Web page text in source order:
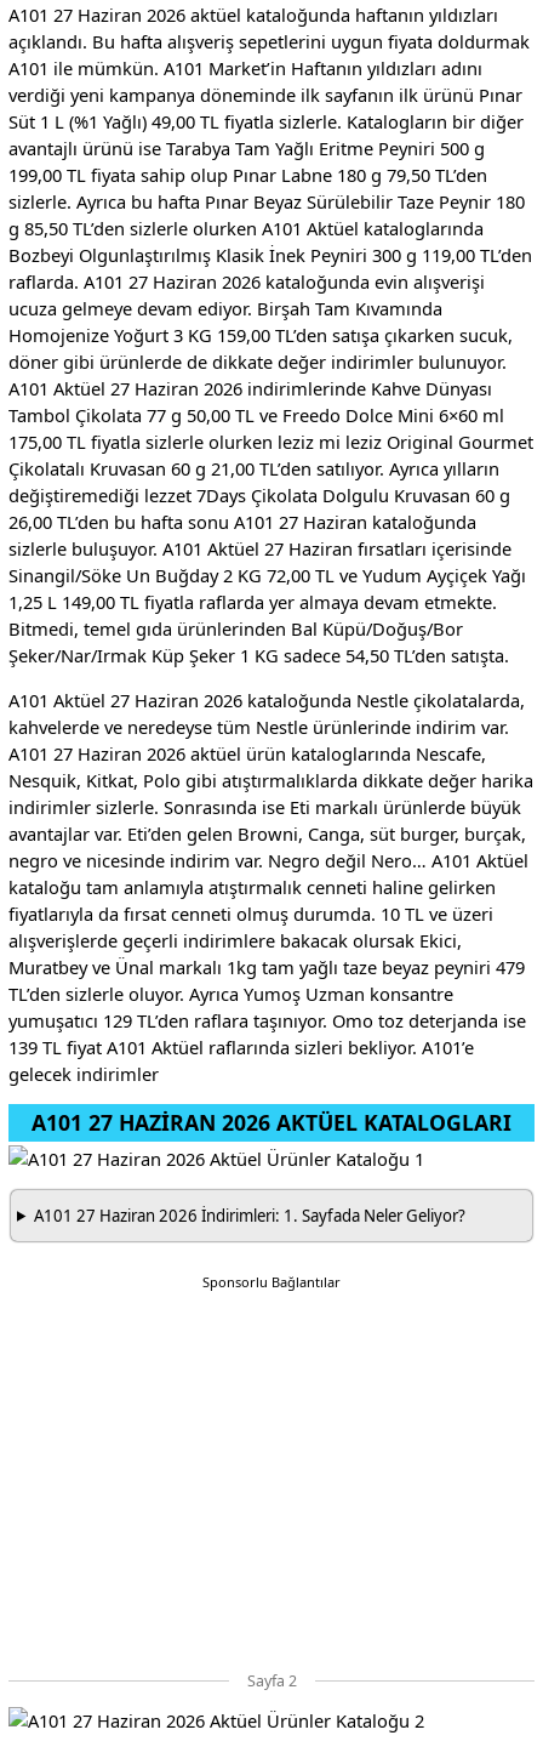
A101 27 Haziran 2026 aktüel kataloğunda haftanın yıldızları
açıklandı. Bu hafta alışveriş sepetlerini uygun fiyata doldurmak
A101 ile mümkün. A101 Market’in Haftanın yıldızları adını
verdiği yeni kampanya döneminde ilk sayfanın ilk ürünü Pınar
Süt 1 L (%1 Yağlı) 49,00 TL fiyatla sizlerle. Katalogların bir diğer
avantajlı ürünü ise Tarabya Tam Yağlı Eritme Peyniri 500 g
199,00 TL fiyata sahip olup Pınar Labne 180 g 79,50 TL’den
sizlerle. Ayrıca bu hafta Pınar Beyaz Sürülebilir Taze Peynir 180
g 85,50 TL’den sizlerle olurken A101 Aktüel kataloglarında
Bozbeyi Olgunlaştırılmış Klasik İnek Peyniri 300 g 119,00 TL’den
raflarda. A101 27 Haziran 2026 kataloğunda evin alışverişi
ucuza gelmeye devam ediyor. Birşah Tam Kıvamında
Homojenize Yoğurt 3 KG 159,00 TL’den satışa çıkarken sucuk,
döner gibi ürünlerde de dikkate değer indirimler bulunuyor.
A101 Aktüel 27 Haziran 2026 indirimlerinde Kahve Dünyası
Tambol Çikolata 77 g 50,00 TL ve Freedo Dolce Mini 6×60 ml
175,00 TL fiyatla sizlerle olurken leziz mi leziz Original Gourmet
Çikolatalı Kruvasan 60 g 21,00 TL’den satılıyor. Ayrıca yılların
değiştiremediği lezzet 7Days Çikolata Dolgulu Kruvasan 60 g
26,00 TL’den bu hafta sonu A101 27 Haziran kataloğunda
sizlerle buluşuyor. A101 Aktüel 27 Haziran fırsatları içerisinde
Sinangil/Söke Un Buğday 2 KG 72,00 TL ve Yudum Ayçiçek Yağı
1,25 L 149,00 TL fiyatla raflarda yer almaya devam etmekte.
Bitmedi, temel gıda ürünlerinden Bal Küpü/Doğuş/Bor
Şeker/Nar/Irmak Küp Şeker 1 KG sadece 54,50 TL’den satışta.
A101 Aktüel 27 Haziran 2026 kataloğunda Nestle çikolatalarda,
kahvelerde ve neredeyse tüm Nestle ürünlerinde indirim var.
A101 27 Haziran 2026 aktüel ürün kataloglarında Nescafe,
Nesquik, Kitkat, Polo gibi atıştırmalıklarda dikkate değer harika
indirimler sizlerle. Sonrasında ise Eti markalı ürünlerde büyük
avantajlar var. Eti’den gelen Browni, Canga, süt burger, burçak,
negro ve nicesinde indirim var. Negro değil Nero… A101 Aktüel
kataloğu tam anlamıyla atıştırmalık cenneti haline gelirken
fiyatlarıyla da fırsat cenneti olmuş durumda. 10 TL ve üzeri
alışverişlerde geçerli indirimlere bakacak olursak Ekici,
Muratbey ve Ünal markalı 1kg tam yağlı taze beyaz peyniri 479
TL’den sizlerle oluyor. Ayrıca Yumoş Uzman konsantre
yumuşatıcı 129 TL’den raflara taşınıyor. Omo toz deterjanda ise
139 TL fiyat A101 Aktüel raflarında sizleri bekliyor. A101’e
gelecek indirimler
A101 27 HAZİRAN 2026 AKTÜEL KATALOGLARI
A101 27 Haziran 2026 İndirimleri: 1. Sayfada Neler Geliyor?
Sponsorlu Bağlantılar
Sayfa 2